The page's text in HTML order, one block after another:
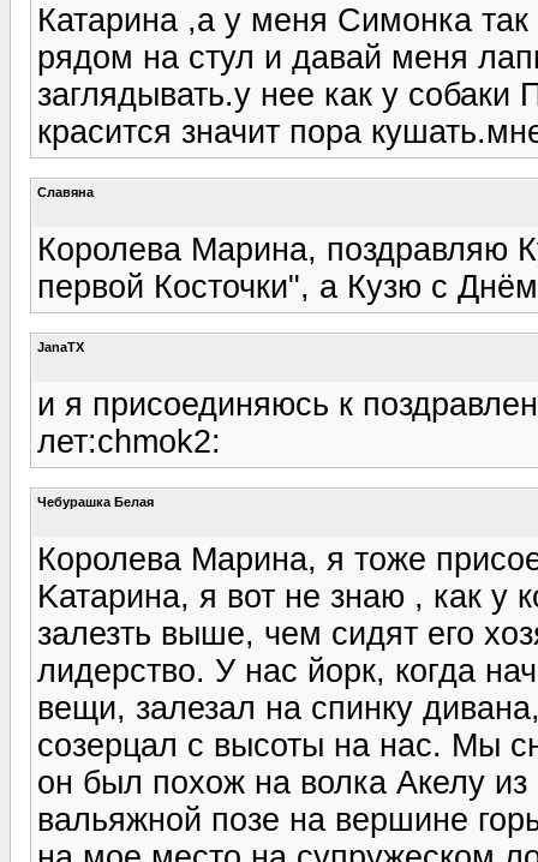
Катарина ,а у меня Симонка так
рядом на стул и давай меня
заглядывать.у нее как у собаки
красится значит пора
Славяна
Королева Марина, поздравляю
первой Косточки", а Кузю с
JanaTX
и я присоединяюсь к
лет:chmok2:
Чебурашка Белая
Королева Марина, я тоже
Kатарина, я вот не знаю , как у
залезть выше, чем сидят его
лидерство. У нас йорк, когда
вещи, залезал на спинку
созерцал с высоты на нас. Мы
он был похож на волка Акелу
вальяжной позе на вершине